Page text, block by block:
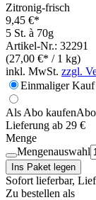
Zitronig-frisch
9,45 €*
5 St. à 70g
Artikel-Nr.: 32291
(27,00 €* / 1 kg)
inkl. MwSt. zzgl.
Einmaliger Kauf
Als Abo kaufen
Lieferung ab 29 €
Menge
Mengenauswahl
Ins Paket legen
Sofort lieferbar,
Zu bestellen als